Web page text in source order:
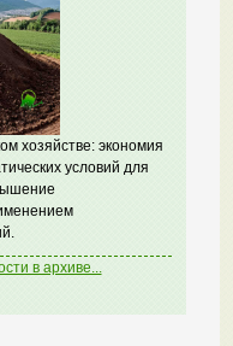
хозяйстве: экономия
условий для
в архиве...